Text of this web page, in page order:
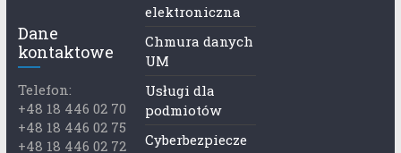
Dane
kontaktowe
Telefon:
+48 18 446 02 70
+48 18 446 02 75
+48 18 446 02 72
elektroniczna
Chmura danych
UM
Usługi dla
podmiotów
Cyberbezpiecze